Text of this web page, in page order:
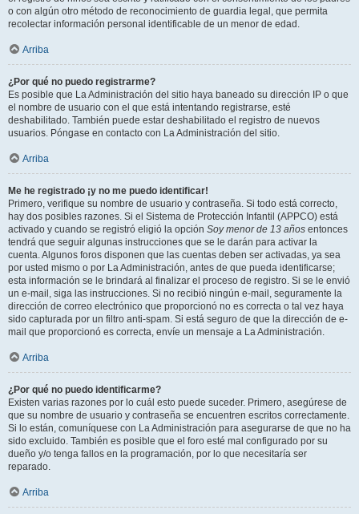
o con algún otro método de reconocimiento de guardia legal, que permita
recolectar información personal identificable de un menor de edad.
Arriba
¿Por qué no puedo registrarme?
Es posible que La Administración del sitio haya baneado su dirección IP o que
el nombre de usuario con el que está intentando registrarse, esté
deshabilitado. También puede estar deshabilitado el registro de nuevos
usuarios. Póngase en contacto con La Administración del sitio.
Arriba
Me he registrado ¡y no me puedo identificar!
Primero, verifique su nombre de usuario y contraseña. Si todo está correcto,
hay dos posibles razones. Si el Sistema de Protección Infantil (APPCO) está
activado y cuando se registró eligió la opción Soy menor de 13 años entonces
tendrá que seguir algunas instrucciones que se le darán para activar la
cuenta. Algunos foros disponen que las cuentas deben ser activadas, ya sea
por usted mismo o por La Administración, antes de que pueda identificarse;
esta información se le brindará al finalizar el proceso de registro. Si se le envió
un e-mail, siga las instrucciones. Si no recibió ningún e-mail, seguramente la
dirección de correo electrónico que proporcionó no es correcta o tal vez haya
sido capturada por un filtro anti-spam. Si está seguro de que la dirección de e-
mail que proporcionó es correcta, envíe un mensaje a La Administración.
Arriba
¿Por qué no puedo identificarme?
Existen varias razones por lo cuál esto puede suceder. Primero, asegúrese de
que su nombre de usuario y contraseña se encuentren escritos correctamente.
Si lo están, comuníquese con La Administración para asegurarse de que no ha
sido excluido. También es posible que el foro esté mal configurado por su
dueño y/o tenga fallos en la programación, por lo que necesitaría ser
reparado.
Arriba